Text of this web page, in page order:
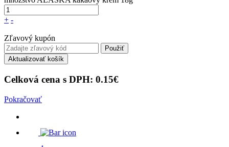
+ -
Zľavový kupón
Použiť
Aktualizovať košík
Celková cena s DPH: 0.15€
Pokračovať